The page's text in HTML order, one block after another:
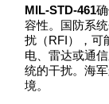
MIL-STD-461
容性。国防系
扰（RFI），可
电、雷达或通
统的干扰。海
境。